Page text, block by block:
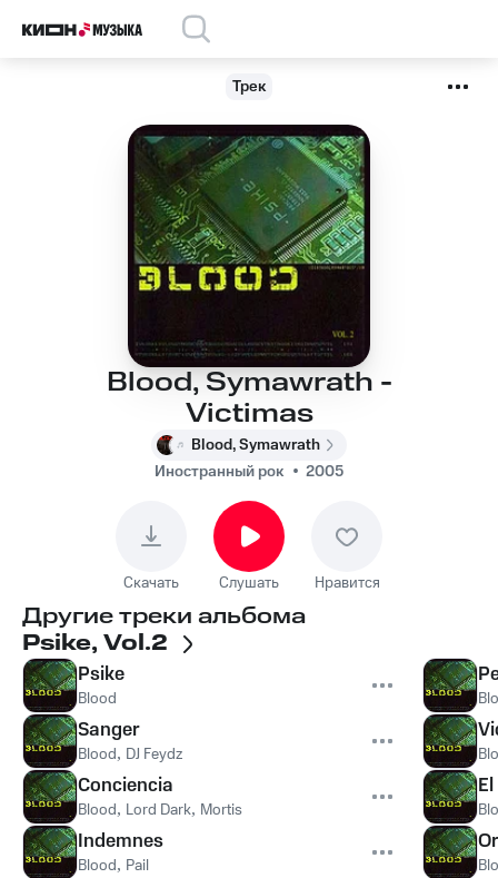
Трек
Blood, Symawrath -
Victimas
Blood, Symawrath
Иностранный рок
2005
Скачать Слушать Нравится
Другие треки альбома
Psike, Vol.2
Psike
Blood
Sanger
Blood, DJ Feydz
Conciencia
Blood, Lord Dark, Mortis
Indemnes
Blood, Pail